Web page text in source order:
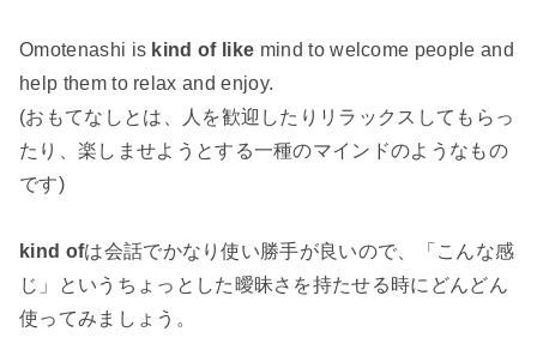
Omotenashi is kind of like mind to welcome people and
help them to relax and enjoy.
(おもてなしとは、人を歓迎したりリラックスしてもらっ
たり、楽しませようとする一種のマインドのようなもの
です)
kind ofは会話でかなり使い勝手が良いので、「こんな感
じ」というちょっとした曖昧さを持たせる時にどんどん
使ってみましょう。